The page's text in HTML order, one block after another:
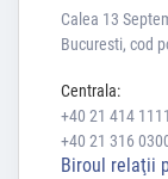
Calea 13
Bucuresti, cod
Centrala:
+40 21 414 1111
+40 21 316
Biroul relaţii